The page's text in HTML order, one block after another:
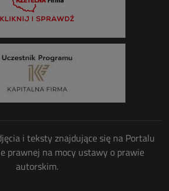
i teksty znajdujące się na Portalu
prawnej na mocy ustawy o prawie
autorskim.